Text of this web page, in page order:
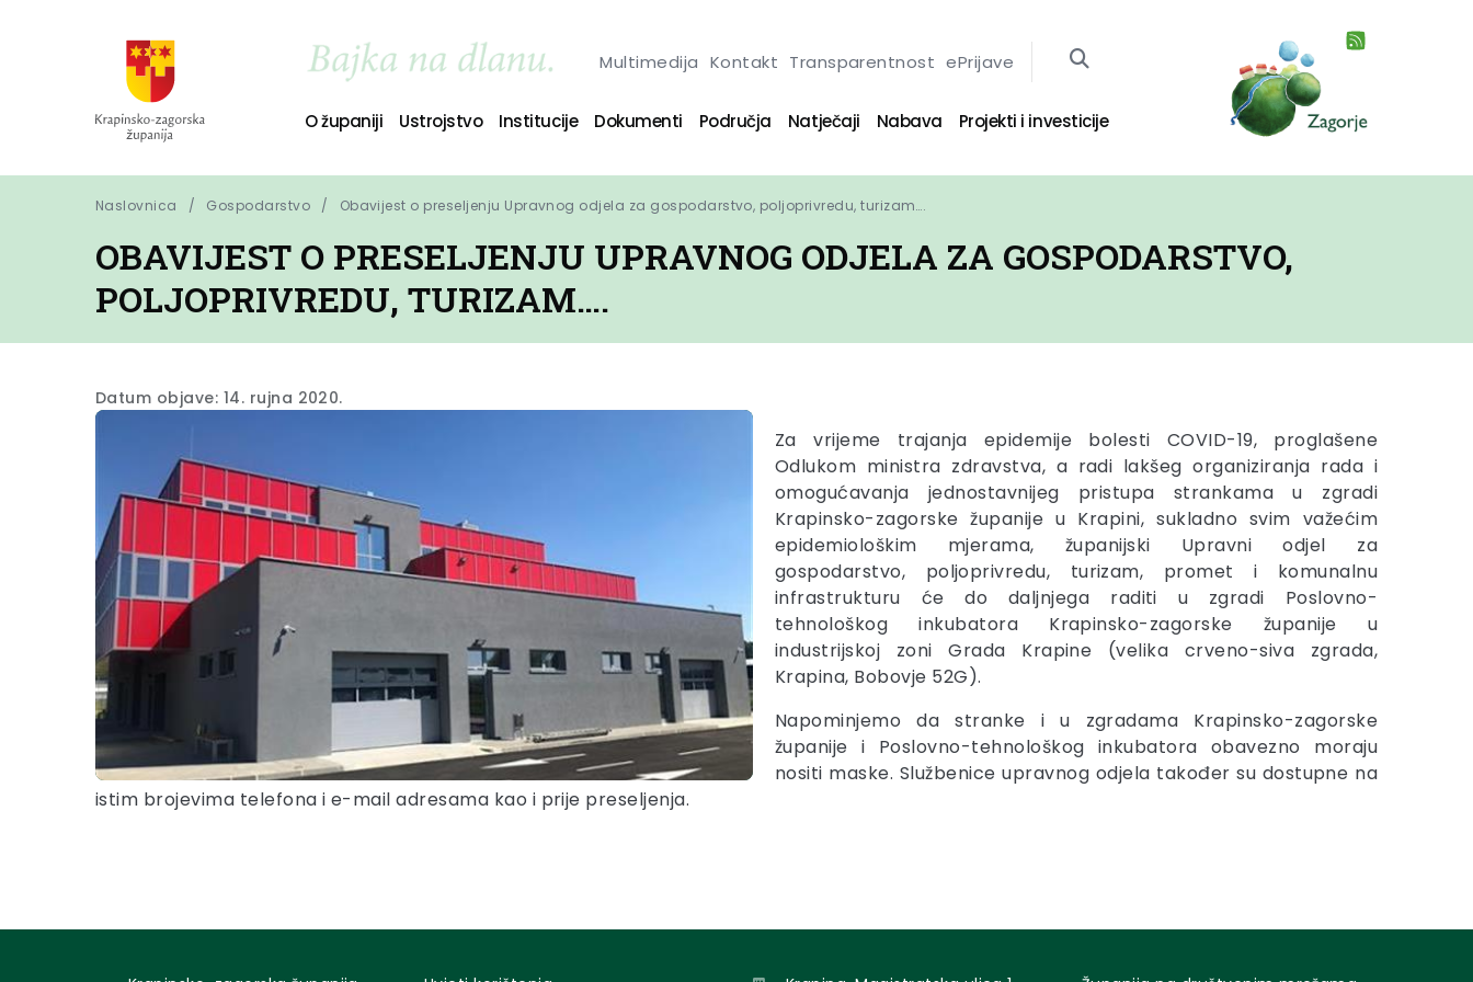
Multimedija Kontakt Transparentnost ePrijave
O županiji Ustrojstvo Institucije Dokumenti Područja Natječaji Nabava Projekti i investicije
Naslovnica Gospodarstvo Obavijest o preseljenju Upravnog odjela za gospodarstvo, poljoprivredu, turizam….
OBAVIJEST O PRESELJENJU UPRAVNOG ODJELA ZA GOSPODARSTVO,
POLJOPRIVREDU, TURIZAM….
Datum objave: 14. rujna 2020.
Za vrijeme trajanja epidemije bolesti COVID-19, proglašene
Odlukom ministra zdravstva, a radi lakšeg organiziranja rada i
omogućavanja jednostavnijeg pristupa strankama u zgradi
Krapinsko-zagorske županije u Krapini, sukladno svim važećim
epidemiološkim mjerama, županijski Upravni odjel za
gospodarstvo, poljoprivredu, turizam, promet i komunalnu
infrastrukturu će do daljnjega raditi u zgradi Poslovno-
tehnološkog inkubatora Krapinsko-zagorske županije u
industrijskoj zoni Grada Krapine (velika crveno-siva zgrada,
Krapina, Bobovje 52G).
Napominjemo da stranke i u zgradama Krapinsko-zagorske
županije i Poslovno-tehnološkog inkubatora obavezno moraju
nositi maske. Službenice upravnog odjela također su dostupne na
istim brojevima telefona i e-mail adresama kao i prije preseljenja.